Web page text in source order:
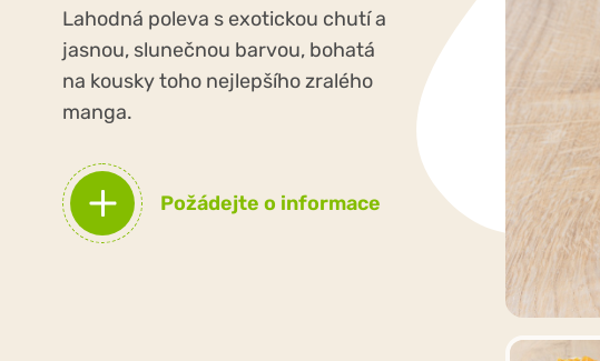
Lahodná poleva s exotickou chutí a
jasnou, slunečnou barvou, bohatá
na kousky toho nejlepšího zralého
manga.
Požádejte o informace